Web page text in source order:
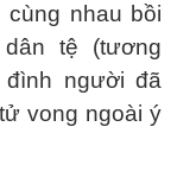
nhau bồi
tệ (tương
người đã
vong ngoài ý